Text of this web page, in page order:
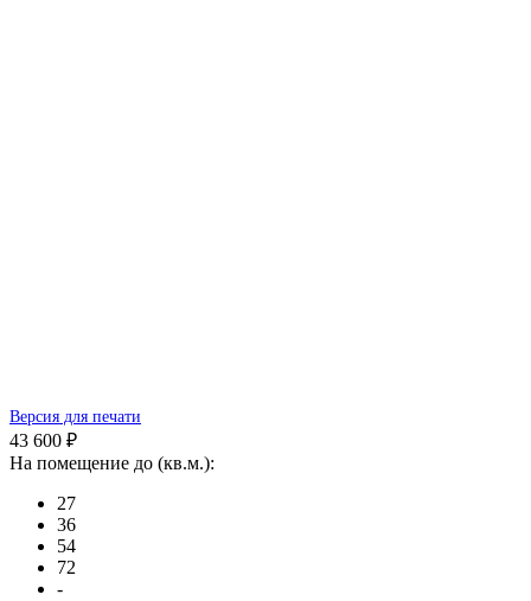
Версия для печати
43 600 ₽
На помещение до (кв.м.):
27
36
54
72
-